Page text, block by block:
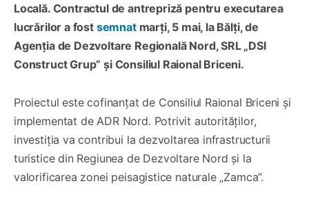
Locală. Contractul de antrepriză pentru executarea
lucrărilor a fost semnatmarți, 5 mai, la Bălți, de
Agenția de Dezvoltare Regională Nord, SRL „DSI
Construct Grup” și Consiliul Raional Briceni.
Proiectul este cofinanțat de Consiliul Raional Briceni și
implementat de ADR Nord. Potrivit autorităților,
investiția va contribui la dezvoltarea infrastructurii
turistice din Regiunea de Dezvoltare Nord și la
valorificarea zonei peisagistice naturale „Zamca”.